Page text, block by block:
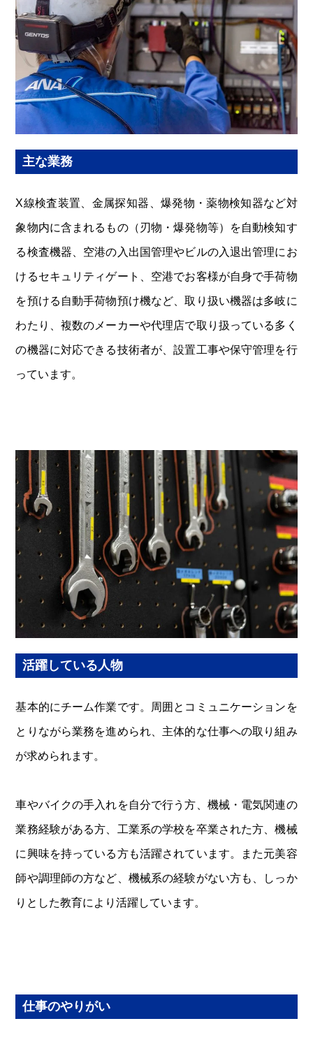
主な業務
X線検査装置、金属探知器、爆発物・薬物検知器など対
象物内に含まれるもの（刃物・爆発物等）を自動検知す
る検査機器、空港の入出国管理やビルの入退出管理にお
けるセキュリティゲート、空港でお客様が自身で手荷物
を預ける自動手荷物預け機など、取り扱い機器は多岐に
わたり、複数のメーカーや代理店で取り扱っている多く
の機器に対応できる技術者が、設置工事や保守管理を行
っています。
活躍している人物
基本的にチーム作業です。周囲とコミュニケーションを
とりながら業務を進められ、主体的な仕事への取り組み
が求められます。
車やバイクの手入れを自分で行う方、機械・電気関連の
業務経験がある方、工業系の学校を卒業された方、機械
に興味を持っている方も活躍されています。また元美容
師や調理師の方など、機械系の経験がない方も、しっか
りとした教育により活躍しています。
仕事のやりがい